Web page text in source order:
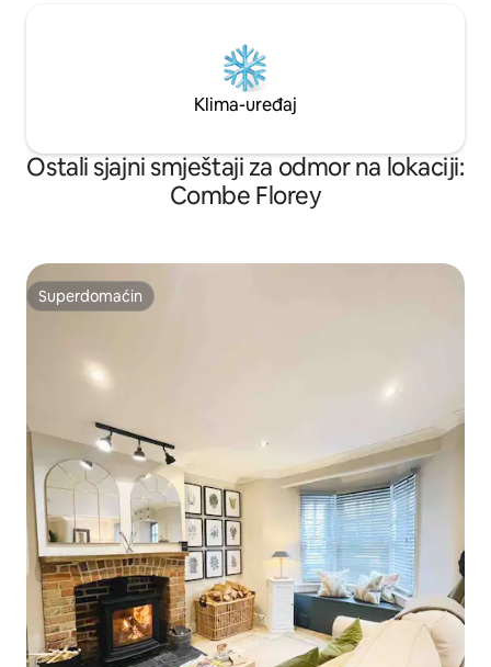
Klima-uređaj
Ostali sjajni smještaji za odmor na lokaciji:
Combe Florey
Superdomaćin
Superdomaćin